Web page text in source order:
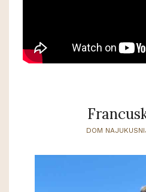
DOM